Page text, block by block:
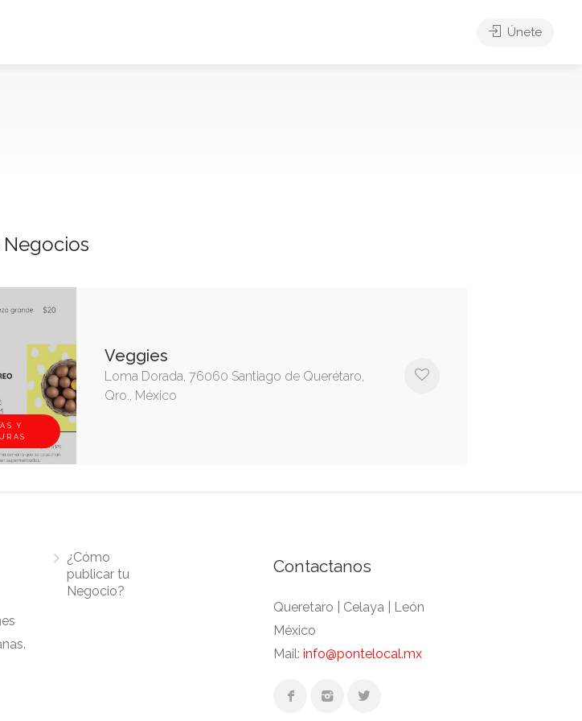
Únete
Negocios
Y
Veggies
Loma Dorada, 76060 Santiago de Querétaro,
Qro., México
¿Cómo
publicar tu
Negocio?
Contactanos
Queretaro | Celaya | León
México
Mail: info@pontelocal.mx